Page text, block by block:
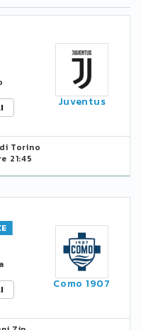
Juventus
Torino
21:45
Como 1907